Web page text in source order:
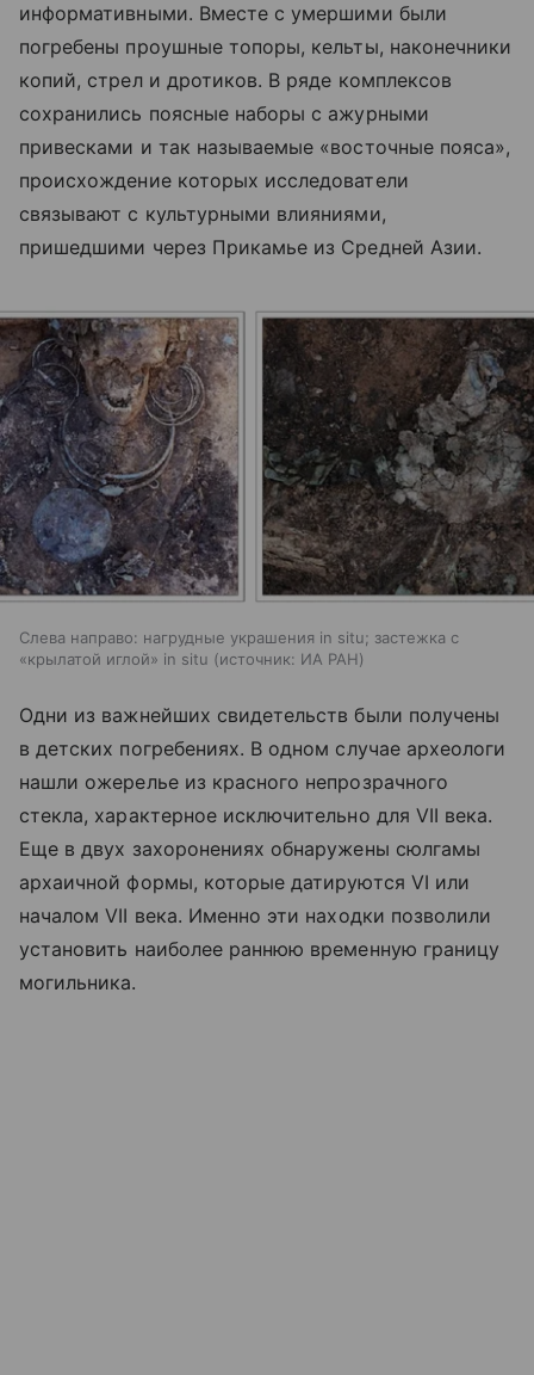
информативными. Вместе с умершими были
погребены проушные топоры, кельты, наконечники
копий, стрел и дротиков. В ряде комплексов
сохранились поясные наборы с ажурными
привесками и так называемые «восточные пояса»,
происхождение которых исследователи
связывают с культурными влияниями,
пришедшими через Прикамье из Средней Азии.
Слева направо: нагрудные украшения in situ; застежка с
«крылатой иглой» in situ
источник: ИА РАН
Одни из важнейших свидетельств были получены
в детских погребениях. В одном случае археологи
нашли ожерелье из красного непрозрачного
стекла, характерное исключительно для VII века.
Еще в двух захоронениях обнаружены сюлгамы
архаичной формы, которые датируются VI или
началом VII века. Именно эти находки позволили
установить наиболее раннюю временную границу
могильника.